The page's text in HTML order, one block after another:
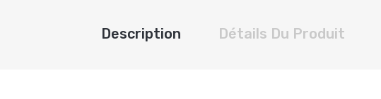
Description Détails Du Produit